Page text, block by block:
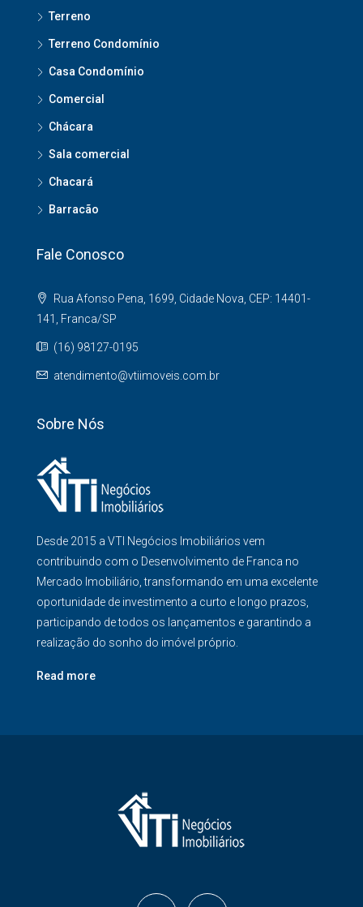
Terreno
Terreno Condomínio
Casa Condomínio
Comercial
Chácara
Sala comercial
Chacará
Barracão
Fale Conosco
Rua Afonso Pena, 1699, Cidade Nova, CEP: 14401-
141, Franca/SP
(16) 98127-0195
atendimento@vtiimoveis.com.br
Sobre Nós
Desde 2015 a VTI Negócios Imobiliários vem
contribuindo com o Desenvolvimento de Franca no
Mercado Imobiliário, transformando em uma excelente
oportunidade de investimento a curto e longo prazos,
participando de todos os lançamentos e garantindo a
realização do sonho do imóvel próprio.
Read more